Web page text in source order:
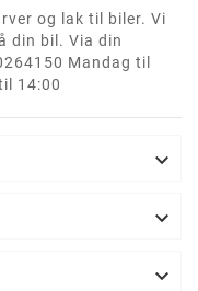
og lak til biler. Vi
din bil. Via din
Mandag til
14:00


